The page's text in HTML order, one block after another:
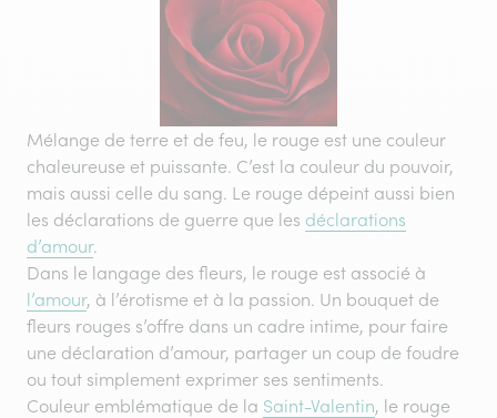
Mélange de terre et de feu, le rouge est une couleur
chaleureuse et puissante. C’est la couleur du pouvoir,
mais aussi celle du sang. Le rouge dépeint aussi bien
les déclarations de guerre que les déclarations
d’amour.
Dans le langage des fleurs, le rouge est associé à
l’amour, à l’érotisme et à la passion. Un bouquet de
fleurs rouges s’offre dans un cadre intime, pour faire
une déclaration d’amour, partager un coup de foudre
ou tout simplement exprimer ses sentiments.
Couleur emblématique de la Saint-Valentin, le rouge